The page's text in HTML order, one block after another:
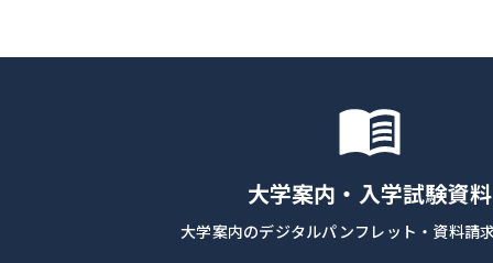
大学案内・入学試験資料
大学案内のデジタルパンフレット・資料請